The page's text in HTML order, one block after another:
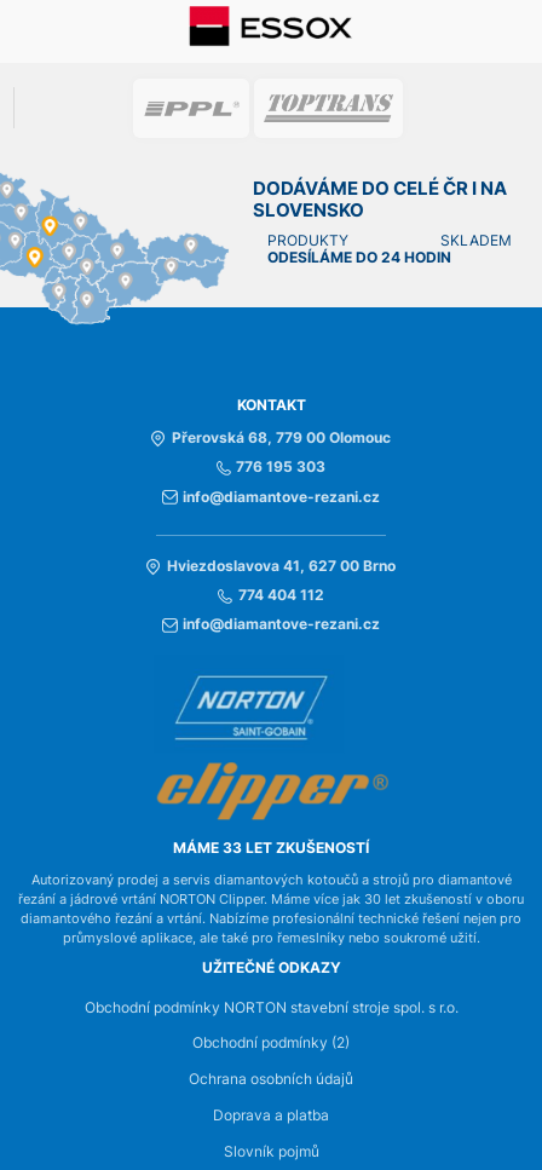
DODÁVÁME DO CELÉ ČR I NA
SLOVENSKO
PRODUKTY SKLADEM
ODESÍLÁME DO 24 HODIN
KONTAKT
Přerovská 68, 779 00 Olomouc
776 195 303
info@diamantove-rezani.cz
Hviezdoslavova 41, 627 00 Brno
774 404 112
info@diamantove-rezani.cz
MÁME 33 LET ZKUŠENOSTÍ
Autorizovaný prodej a servis diamantových kotoučů a strojů pro diamantové
řezání a jádrové vrtání NORTON Clipper. Máme více jak 30 let zkušeností v oboru
diamantového řezání a vrtání. Nabízíme profesionální technické řešení nejen pro
průmyslové aplikace, ale také pro řemeslníky nebo soukromé užití.
UŽITEČNÉ ODKAZY
Obchodní podmínky NORTON stavební stroje spol. s r.o.
Obchodní podmínky (2)
Ochrana osobních údajů
Doprava a platba
Slovník pojmů